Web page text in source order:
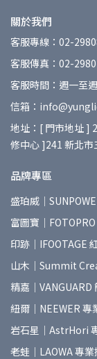
關於我們
客服專線：02-
客服傳真：02-
客服時間：週一至
信箱：
地址：[ 門市地址
修中心 ]241 新北
品牌專區
盛珀威｜
富圖寶｜
印跡｜IFOOTAGE
山木｜Summit
精嘉｜VANGUARD
紐爾｜NEEWER 專
岩石星｜AstrHori
老蛙｜LAOWA 專